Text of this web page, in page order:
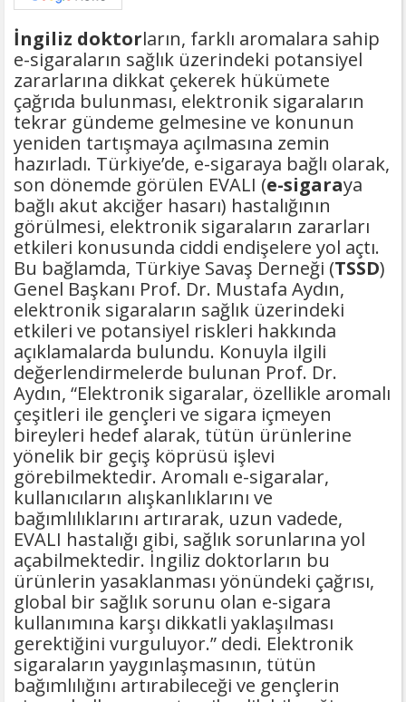
İngiliz doktorların, farklı aromalara sahip
e-sigaraların sağlık üzerindeki potansiyel
zararlarına dikkat çekerek hükümete
çağrıda bulunması, elektronik sigaraların
tekrar gündeme gelmesine ve konunun
yeniden tartışmaya açılmasına zemin
hazırladı. Türkiye’de, e-sigaraya bağlı olarak,
son dönemde görülen EVALI (e-sigaraya
bağlı akut akciğer hasarı) hastalığının
görülmesi, elektronik sigaraların zararları
etkileri konusunda ciddi endişelere yol açtı.
Bu bağlamda, Türkiye Savaş Derneği (TSSD)
Genel Başkanı Prof. Dr. Mustafa Aydın,
elektronik sigaraların sağlık üzerindeki
etkileri ve potansiyel riskleri hakkında
açıklamalarda bulundu. Konuyla ilgili
değerlendirmelerde bulunan Prof. Dr.
Aydın, “Elektronik sigaralar, özellikle aromalı
çeşitleri ile gençleri ve sigara içmeyen
bireyleri hedef alarak, tütün ürünlerine
yönelik bir geçiş köprüsü işlevi
görebilmektedir. Aromalı e-sigaralar,
kullanıcıların alışkanlıklarını ve
bağımlılıklarını artırarak, uzun vadede,
EVALI hastalığı gibi, sağlık sorunlarına yol
açabilmektedir. İngiliz doktorların bu
ürünlerin yasaklanması yönündeki çağrısı,
global bir sağlık sorunu olan e-sigara
kullanımına karşı dikkatli yaklaşılması
gerektiğini vurguluyor.” dedi. Elektronik
sigaraların yaygınlaşmasının, tütün
bağımlılığını artırabileceği ve gençlerin